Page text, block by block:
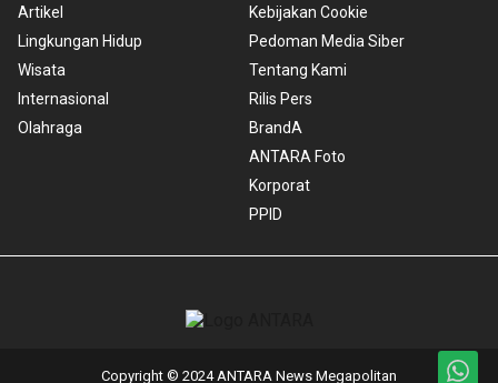
Artikel
Lingkungan Hidup
Wisata
Internasional
Olahraga
Kebijakan Cookie
Pedoman Media Siber
Tentang Kami
Rilis Pers
BrandA
ANTARA Foto
Korporat
PPID
Copyright © 2024 ANTARA News Megapolitan